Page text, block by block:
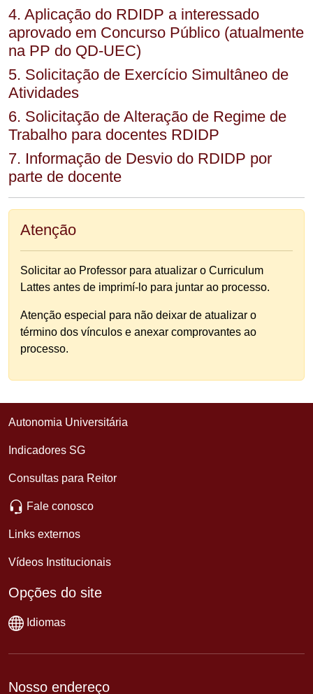
4. Aplicação do RDIDP a interessado
aprovado em Concurso Público (atualmente
na PP do QD-UEC)
5. Solicitação de Exercício Simultâneo de
Atividades
6. Solicitação de Alteração de Regime de
Trabalho para docentes RDIDP
7. Informação de Desvio do RDIDP por
parte de docente
Atenção
Solicitar ao Professor para atualizar o Curriculum
Lattes antes de imprimí-lo para juntar ao processo.
Atenção especial para não deixar de atualizar o
término dos vínculos e anexar comprovantes ao
processo.
Autonomia Universitária
Indicadores SG
Consultas para Reitor
Fale conosco
Links externos
Vídeos Institucionais
Opções do site
Idiomas
Nosso endereço